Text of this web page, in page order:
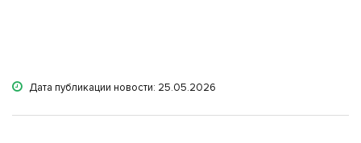
Дата публикации новости: 25.05.2026